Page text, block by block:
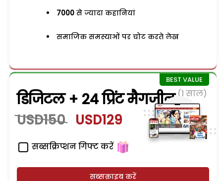
7000 से ज्यादा कहानियां
समाजिक समस्याओं पर चोट करते लेख
डिजिटल + 24 प्रिंट मैगजीन (1 साल)
USD150 USD129
सब्सक्रिप्शन गिफ्ट करें
सब्सक्राइब करें